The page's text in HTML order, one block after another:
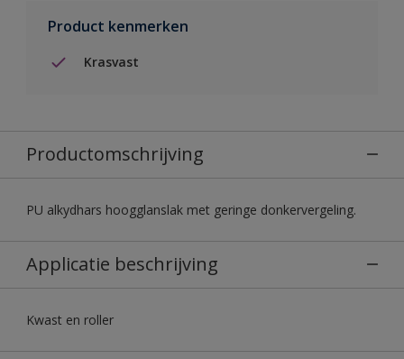
Product kenmerken
Krasvast
Productomschrijving
PU alkydhars hoogglanslak met geringe donkervergeling.
Applicatie beschrijving
Kwast en roller